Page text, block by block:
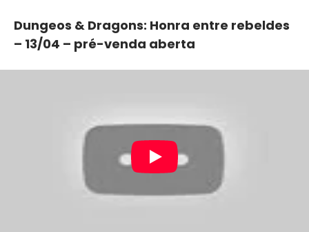
Dungeos & Dragons: Honra entre rebeldes
– 13/04 – pré-venda aberta